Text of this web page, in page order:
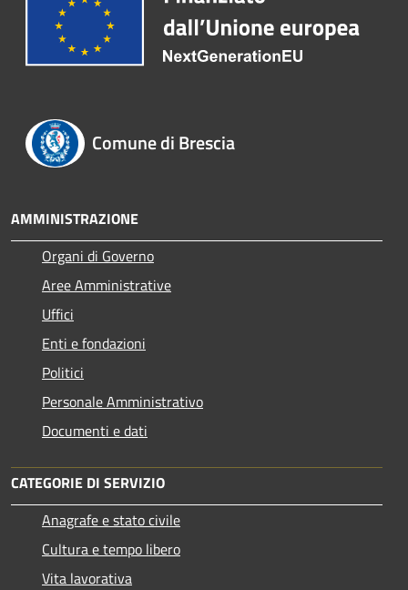
Comune di Brescia
AMMINISTRAZIONE
Organi di Governo
Aree Amministrative
Uffici
Enti e fondazioni
Politici
Personale Amministrativo
Documenti e dati
CATEGORIE DI SERVIZIO
Anagrafe e stato civile
Cultura e tempo libero
Vita lavorativa